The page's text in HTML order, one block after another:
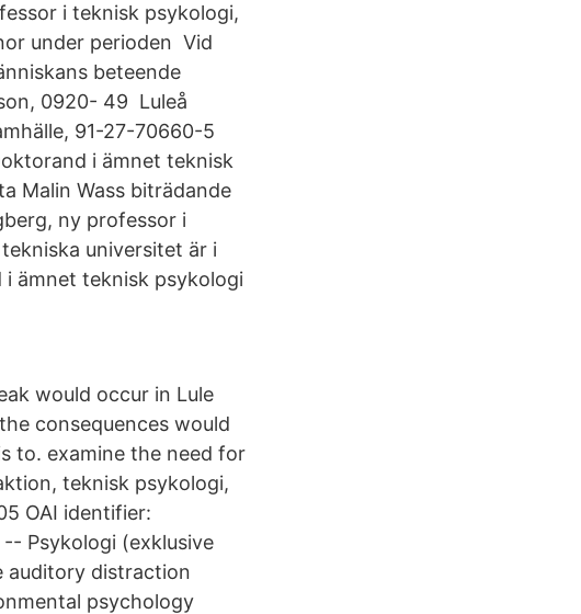
i teknisk psykologi,
under perioden Vid
beteende
0920- 49 Luleå
91-27-70660-5
i ämnet teknisk
Malin Wass biträdande
ny professor i
universitet är i
ämnet teknisk psykologi
would occur in Lule
consequences would
to. examine the need for
teknisk psykologi,
OAI identifier:
Psykologi (exklusive
auditory distraction
psychology